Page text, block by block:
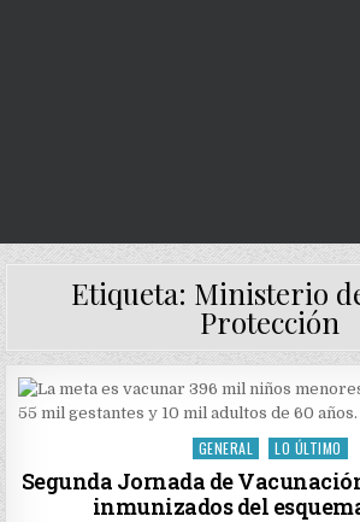
Etiqueta: Ministerio
Protección
Posted
in
GENERAL LO ÚLTIMO
Segunda Jornada de
inmunizados del